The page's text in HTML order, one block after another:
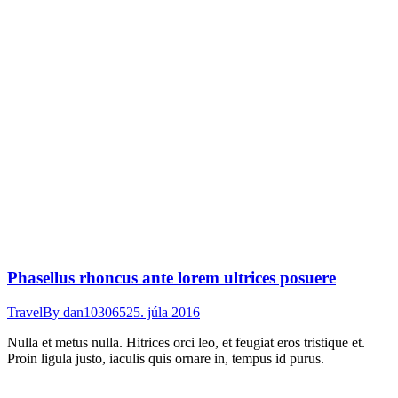
Phasellus rhoncus ante lorem ultrices posuere
TravelBy dan10306525. júla 2016
Nulla et metus nulla. Hitrices orci leo, et feugiat eros tristique et.
Proin ligula justo, iaculis quis ornare in, tempus id purus.